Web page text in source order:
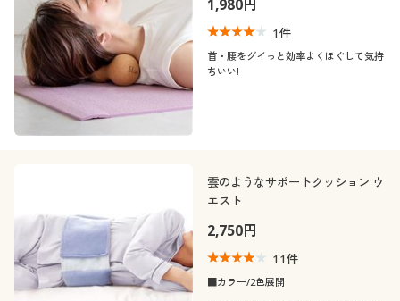
1,980円
1件
首・腰をグイっと効率よくほぐして気持
ちいい!
雲のようなサポートクッション ウ
エスト
2,750円
11件
■カラー/2色展開